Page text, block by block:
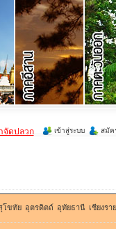
เข้าสู่ระบบ สมัค
จัดปลวก
โขทัย อุตรดิตถ์ อุทัยธานี เชียงราย